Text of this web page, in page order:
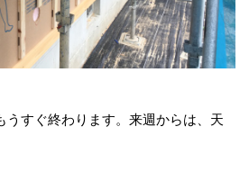
うすぐ終わります。来週からは、天